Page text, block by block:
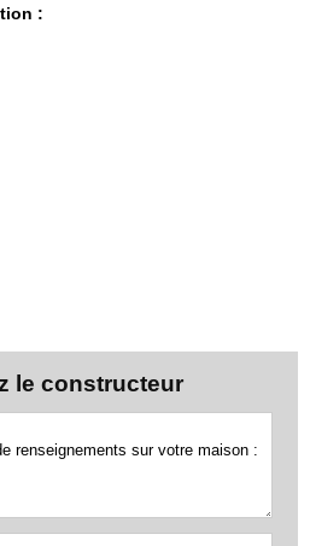
:
le constructeur